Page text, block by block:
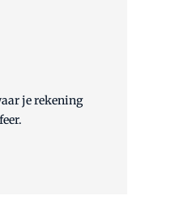
je rekening